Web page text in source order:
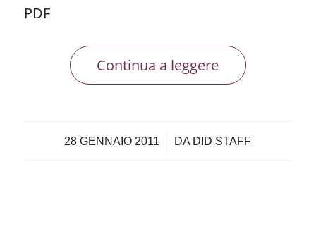
PDF
Continua a leggere
28 GENNAIO 2011
/ DA DID STAFF